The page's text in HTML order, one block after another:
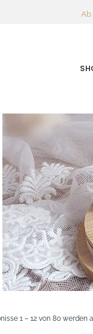
Ab
1 – 12 von 80 werden